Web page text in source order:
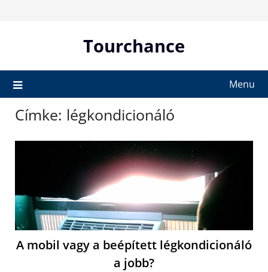
Tourchance
Menu
Címke: légkondicionáló
A mobil vagy a beépített légkondicionáló
a jobb?